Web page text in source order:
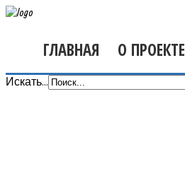
ГЛАВНАЯ О ПРОЕКТЕ
Искать...